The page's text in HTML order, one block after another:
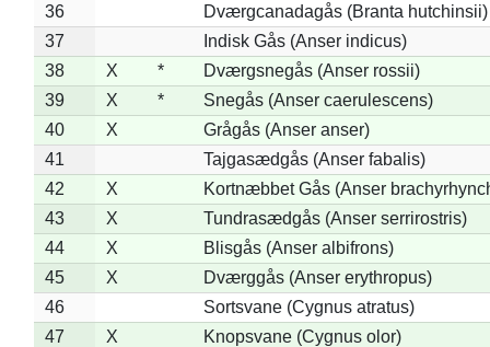
36
Dværgcanadagås (Branta hutchinsii)
37
Indisk Gås (Anser indicus)
38
X *
Dværgsnegås (Anser rossii)
39
X *
Snegås (Anser caerulescens)
40
X
Grågås (Anser anser)
41
Tajgasædgås (Anser fabalis)
42
X
Kortnæbbet Gås (Anser
43
X
Tundrasædgås (Anser serrirostris)
44
X
Blisgås (Anser albifrons)
45
X
Dværggås (Anser erythropus)
46
Sortsvane (Cygnus atratus)
47
X
Knopsvane (Cygnus olor)